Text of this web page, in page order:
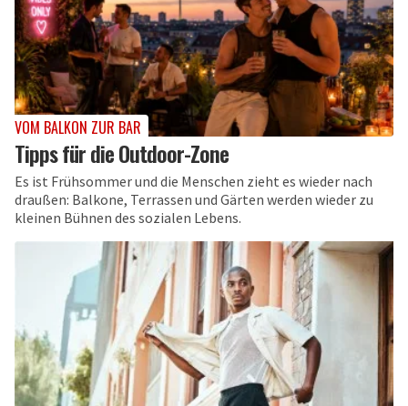
VOM BALKON ZUR BAR
Tipps für die Outdoor-Zone
Es ist Frühsommer und die Menschen zieht es wieder nach
draußen: Balkone, Terrassen und Gärten werden wieder zu
kleinen Bühnen des sozialen Lebens.